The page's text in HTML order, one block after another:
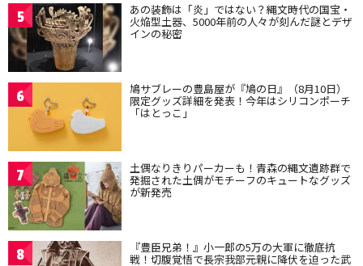
5 あの装飾は「炎」ではない？縄文時代の国宝・
火焔型土器、5000年前の人々が刻んだ謎とデザ
インの秘密
6 鳩サブレーの豊島屋が『鳩の日』（8月10日）
限定グッズ詳細を発表！今年はシリコンポーチ
「はとっこ」
7 土偶なりきりパーカーも！青森の縄文遺跡群で
発掘された土偶がモチーフのキュートなグッズ
が新発売
8 『豊臣兄弟！』小一郎の5万の大軍に徹底抗
戦！切腹覚悟で長宗我部元親に降伏を迫った武